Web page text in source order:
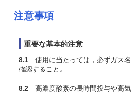
注意事項
重要な基本的注意
8.1 使用に当たっては，必ずガス
確認すること。
8.2 高濃度酸素の長時間投与や高